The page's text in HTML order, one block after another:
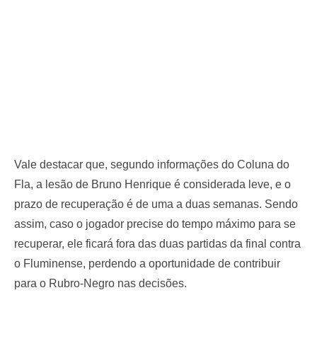
Vale destacar que, segundo informações do Coluna do
Fla, a lesão de Bruno Henrique é considerada leve, e o
prazo de recuperação é de uma a duas semanas. Sendo
assim, caso o jogador precise do tempo máximo para se
recuperar, ele ficará fora das duas partidas da final contra
o Fluminense, perdendo a oportunidade de contribuir
para o Rubro-Negro nas decisões.